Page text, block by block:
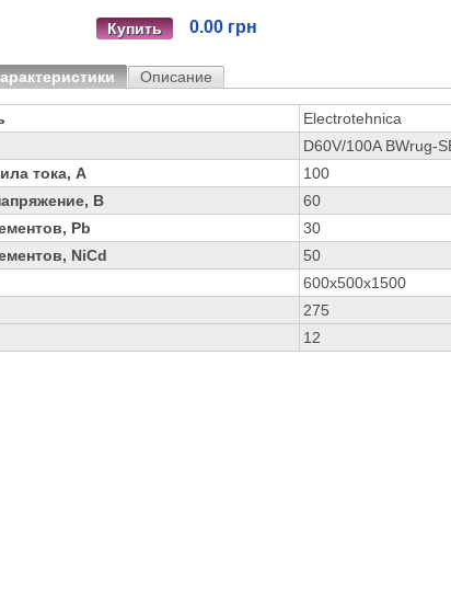
Купить 0.00 грн
Описание
Electrotehnica
D60V/100A BWrug-
тока, А
100
В
60
Pb
30
NiCd
50
600x500x1500
275
12